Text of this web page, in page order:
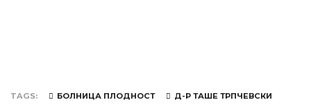
TAGS БОЛНИЦА ПЛОДНОСТ Д-Р ТАШЕ ТРПЧЕВСКИ